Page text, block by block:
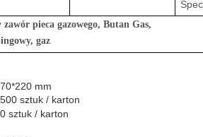
pieca gazowego, Butan Gas,
gaz
mm
sztuk / karton
sztuk / karton